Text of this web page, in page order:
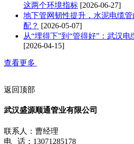
这两个环境指标 [2026-06-27]
地下管网韧性提升，水泥电缆
配？ [2026-05-07]
从“埋得下”到“管得好”：武汉
[2026-04-15]
查看更多
返回顶部
武汉盛源顺通管业有限公司
联系人：曹经理
电 话：13071285178